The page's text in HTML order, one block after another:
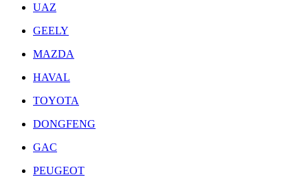
UAZ
GEELY
MAZDA
HAVAL
TOYOTA
DONGFENG
GAC
PEUGEOT